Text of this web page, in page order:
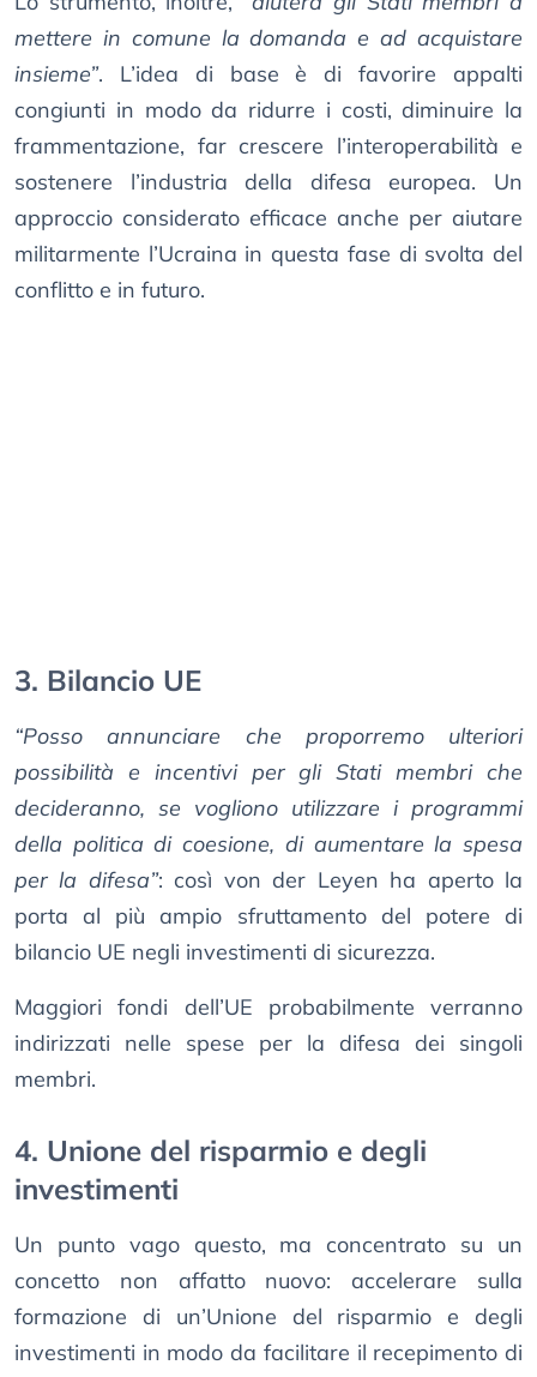
mettere in comune la domanda e ad acquistare
insieme”. L’idea di base è di favorire appalti
congiunti in modo da ridurre i costi, diminuire la
frammentazione, far crescere l’interoperabilità e
sostenere l’industria della difesa europea. Un
approccio considerato efficace anche per aiutare
militarmente l’Ucraina in questa fase di svolta del
conflitto e in futuro.
3. Bilancio UE
“Posso annunciare che proporremo ulteriori
possibilità e incentivi per gli Stati membri che
decideranno, se vogliono utilizzare i programmi
della politica di coesione, di aumentare la spesa
per la difesa”: così von der Leyen ha aperto la
porta al più ampio sfruttamento del potere di
bilancio UE negli investimenti di sicurezza.
Maggiori fondi dell’UE probabilmente verranno
indirizzati nelle spese per la difesa dei singoli
membri.
4. Unione del risparmio e degli
investimenti
Un punto vago questo, ma concentrato su un
concetto non affatto nuovo: accelerare sulla
formazione di un’Unione del risparmio e degli
investimenti in modo da facilitare il recepimento di